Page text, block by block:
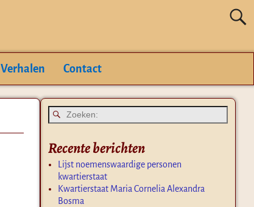
Verhalen Contact
Recente berichten
Lijst noemenswaardige personen
kwartierstaat
Kwartierstaat Maria Cornelia Alexandra
Bosma